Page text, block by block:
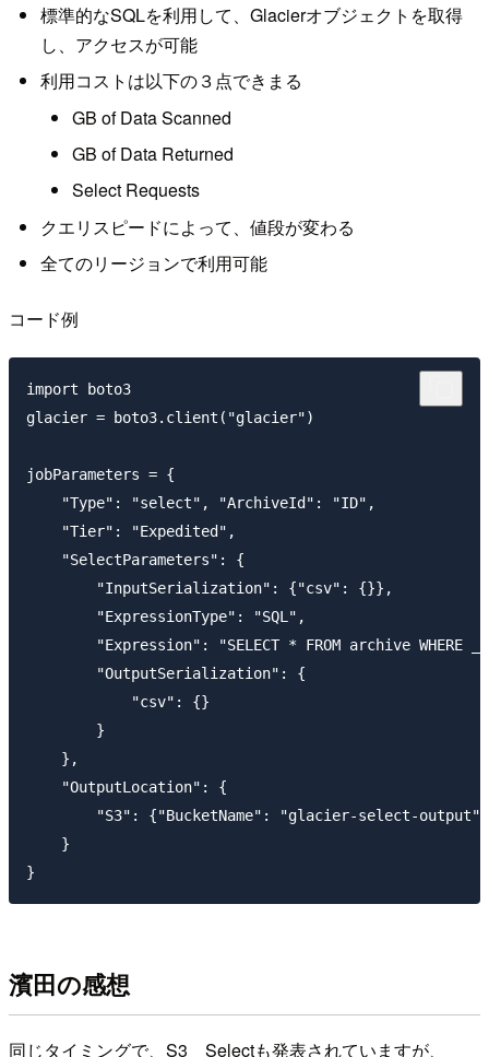
標準的なSQLを利用して、Glacierオブジェクトを取得
し、アクセスが可能
利用コストは以下の３点できまる
GB of Data Scanned
GB of Data Returned
Select Requests
クエリスピードによって、値段が変わる
全てのリージョンで利用可能
コード例
import boto3
glacier = boto3.client("glacier")
jobParameters = {
    "Type": "select", "ArchiveId": "ID",
    "Tier": "Expedited",
    "SelectParameters": {
        "InputSerialization": {"csv": {}},
        "ExpressionType": "SQL",
"Expression": "SELECT * FROM archive WHERE
        "OutputSerialization": {
            "csv": {}
        }
    },
    "OutputLocation": {
"S3": {"BucketName": "glacier-select-
    }
濱田の感想
同じタイミングで、S3 Selectも発表されていますが、